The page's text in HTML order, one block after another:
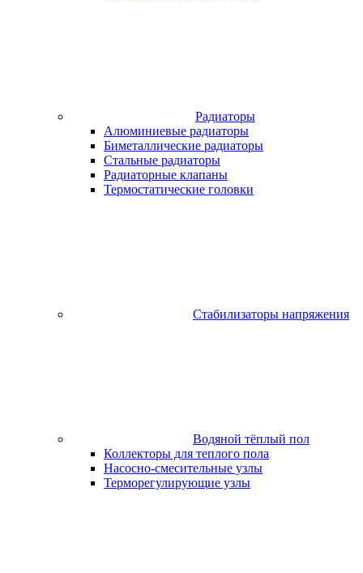
Радиаторы
Алюминиевые радиаторы
Биметаллические радиаторы
Стальные радиаторы
Радиаторные клапаны
Термостатические головки
Стабилизаторы напряжения
Водяной тёплый пол
Коллекторы для теплого пола
Насосно-смесительные узлы
Терморегулирующие узлы